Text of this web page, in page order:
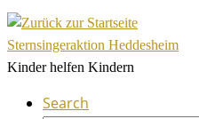
Sternsingeraktion Heddesheim
Kinder helfen Kindern
Search